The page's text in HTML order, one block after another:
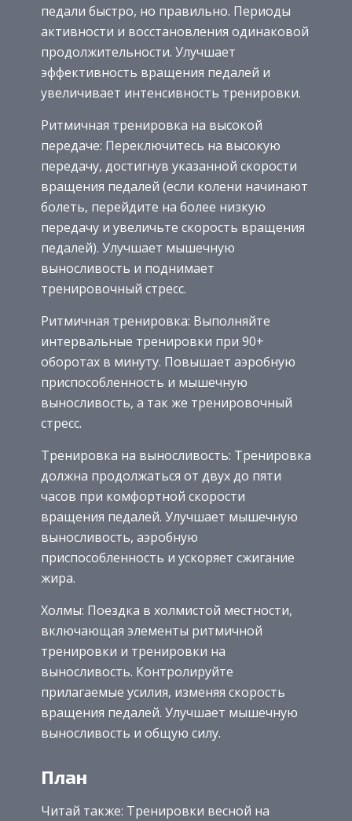
педали быстро, но правильно. Периоды
активности и восстановления одинаковой
продолжительности. Улучшает
эффективность вращения педалей и
увеличивает интенсивность тренировки.
Ритмичная тренировка на высокой
передаче: Переключитесь на высокую
передачу, достигнув указанной скорости
вращения педалей (если колени начинают
болеть, перейдите на более низкую
передачу и увеличьте скорость вращения
педалей). Улучшает мышечную
выносливость и поднимает
тренировочный стресс.
Ритмичная тренировка: Выполняйте
интервальные тренировки при 90+
оборотах в минуту. Повышает аэробную
приспособленность и мышечную
выносливость, а так же тренировочный
стресс.
Тренировка на выносливость: Тренировка
должна продолжаться от двух до пяти
часов при комфортной скорости
вращения педалей. Улучшает мышечную
выносливость, аэробную
приспособленность и ускоряет сжигание
жира.
Холмы: Поездка в холмистой местности,
включающая элементы ритмичной
тренировки и тренировки на
выносливость. Контролируйте
прилагаемые усилия, изменяя скорость
вращения педалей. Улучшает мышечную
выносливость и общую силу.
План
Читай также: Тренировки весной на